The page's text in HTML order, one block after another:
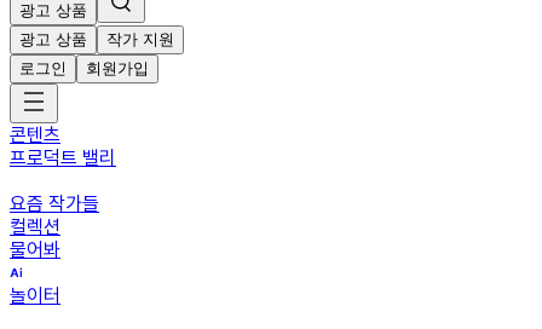
광고 상품
광고 상품
작가 지원
로그인
회원가입
콘텐츠
프로덕트 밸리
요즘 작가들
컬렉션
물어봐
놀이터